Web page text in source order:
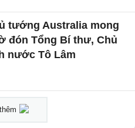
tướng Australia mong
đón Tổng Bí thư, Chủ
nước Tô Lâm